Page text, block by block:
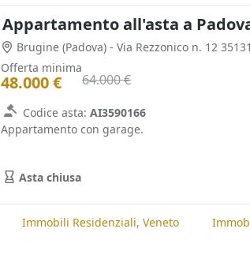
Appartamento all'asta a
Brugine (Padova) - Via Rezzonico n. 12
Offerta minima
48.000 € 64.000 €
Codice asta: AI3590166
Appartamento con garage.
Asta chiusa
Immobili Residenziali, Veneto